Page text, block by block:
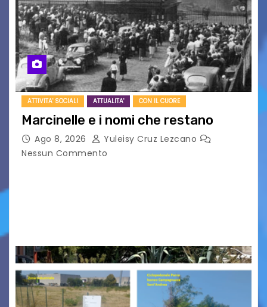
ATTIVITA' SOCIALI ATTUALITA' CON IL CUORE
Marcinelle e i nomi che restano
Ago 8, 2026
Yuleisy Cruz Lezcano
Nessun Commento